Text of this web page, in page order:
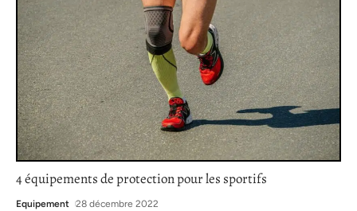
4 équipements de protection pour les sportifs
Equipement 28 décembre 2022